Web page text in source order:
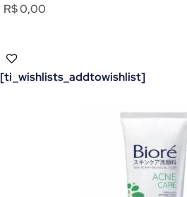
R$ 0,00
[ti_wishlists_addtowishlist]